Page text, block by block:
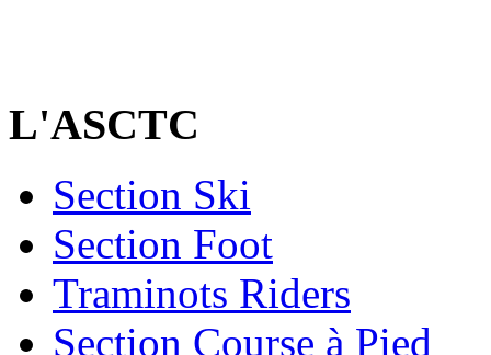
L'ASCTC
Section Ski
Section Foot
Traminots Riders
Section Course à Pied